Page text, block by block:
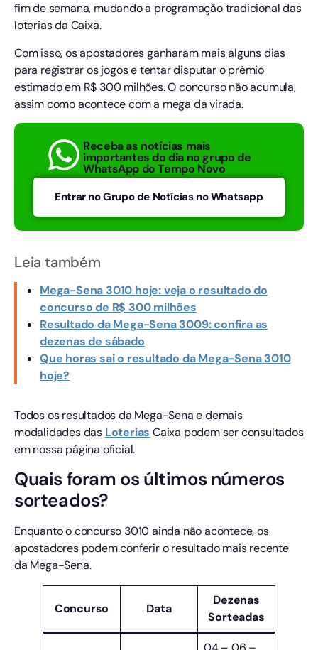
fim de semana, mudando a programação tradicional das
loterias da Caixa.
Com isso, os apostadores ganharam mais alguns dias
para registrar os jogos e tentar disputar o prêmio
estimado em R$ 300 milhões. O concurso não acumula,
assim como acontece com a mega da virada.
Receba as notícias mais
importantes do dia no grupo de
WhatsApp do Tempo Novo
Entrar no Grupo de Notícias no Whatsapp
Leia também
Mega-Sena 3010 hoje: veja o resultado do
concurso de R$ 300 milhões
Resultado da Mega-Sena 3009: confira as
dezenas de sábado
Que horas sai o resultado da Mega-Sena 3010
hoje?
Todos os resultados da Mega-Sena e demais
modalidades das Loterias Caixa podem ser consultados
em nossa página oficial.
Quais foram os últimos números
sorteados?
Enquanto o concurso 3010 ainda não acontece, os
apostadores podem conferir o resultado mais recente
da Mega-Sena.
Concurso Data
Dezenas
Sorteadas